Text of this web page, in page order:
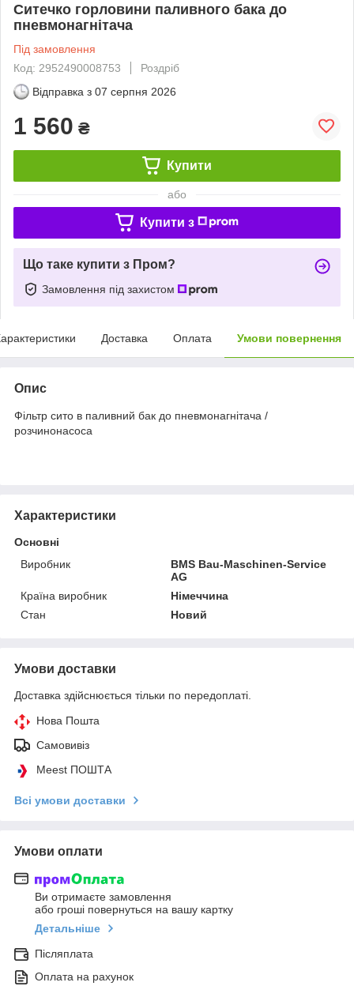
Ситечко горловини паливного бака до
пневмонагнітача
Під замовлення
Код: 2952490008753
Роздріб
Відправка з 07 серпня 2026
1 560 ₴
Купити
або
Купити з
Що таке купити з Пром?
Замовлення під захистом
Доставка Оплата Умови повернення
Опис
Фільтр сито в паливний бак до пневмонагнітача /
розчинонасоса
Характеристики
Основні
Виробник
BMS Bau-Maschinen-Service
AG
Країна виробник
Німеччина
Стан
Новий
Умови доставки
Доставка здійснюється тільки по передоплаті.
Нова Пошта
Самовивіз
Meest ПОШТА
Всі умови доставки
Умови оплати
Ви отримаєте замовлення
або гроші повернуться на вашу картку
Детальніше
Післяплата
Оплата на рахунок